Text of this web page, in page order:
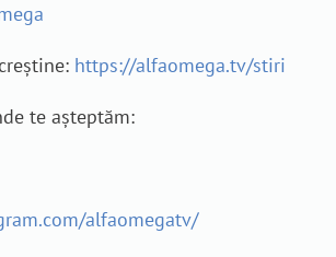
https://alfaomega.tv/stiri
te așteptăm:
alfaomegatv/